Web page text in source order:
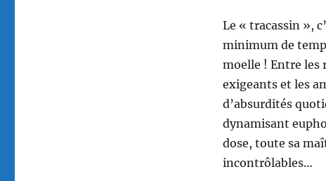
Le « tracassin »,
minimum de
moelle ! Entre les
exigeants et les
d’absurdités
dynamisant
dose, toute sa
incontrôlables…